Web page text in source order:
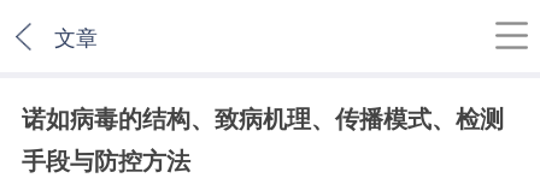
文章
诺如病毒的结构、致病机理、传播模式、检测
手段与防控方法